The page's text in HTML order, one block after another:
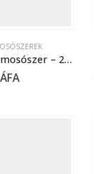
Bioccid fertőtlenítő felmosószer – 22 liter